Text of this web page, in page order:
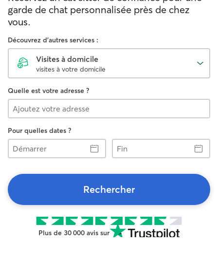
garde de chat personnalisée près de chez
vous.
Découvrez d'autres services :
Visites à domicile
visites à votre domicile
Quelle est votre adresse ?
Pour quelles dates ?
Démarrer
Fin
Rechercher
Plus de 30 000 avis sur